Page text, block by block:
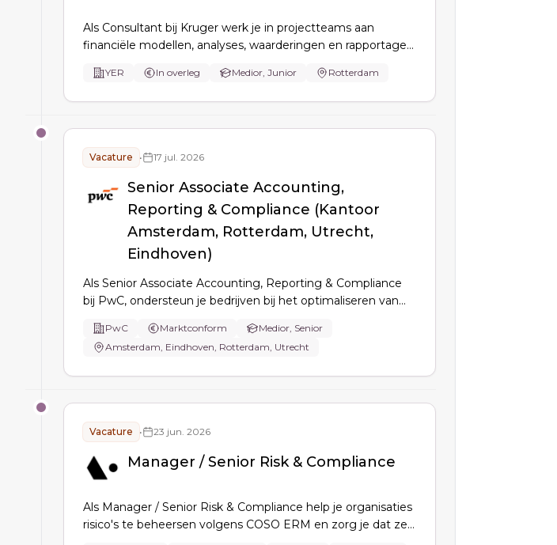
Als Consultant bij Kruger werk je in projectteams aan
financiële modellen, analyses, waarderingen en rapportages,
besluitvorming bij complexe herstructurerings- en corporate
YER In overleg Medior, Junior Rotterdam
Vacature • 17 jul. 2026
Senior Associate Accounting,
Reporting & Compliance (Kantoor
Amsterdam, Rotterdam, Utrecht,
Eindhoven)
Als Senior Associate Accounting, Reporting & Compliance
bij PwC, ondersteun je bedrijven bij het optimaliseren van
aanspreekpunt voor klanten, begeleidt associates, en werkt
aan de verbetering van financiële rapportages.
PwC Marktconform
Medior, Senior
Amsterdam, Eindhoven, Rotterdam, Utrecht
Vacature • 23 jun. 2026
Manager / Senior Risk & Compliance
Als Manager / Senior Risk & Compliance help je organisaties
risico's te beheersen volgens COSO ERM en zorg je dat ze